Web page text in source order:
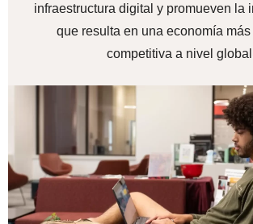
infraestructura digital y promueven la
que resulta en una economía
competitiva a nivel